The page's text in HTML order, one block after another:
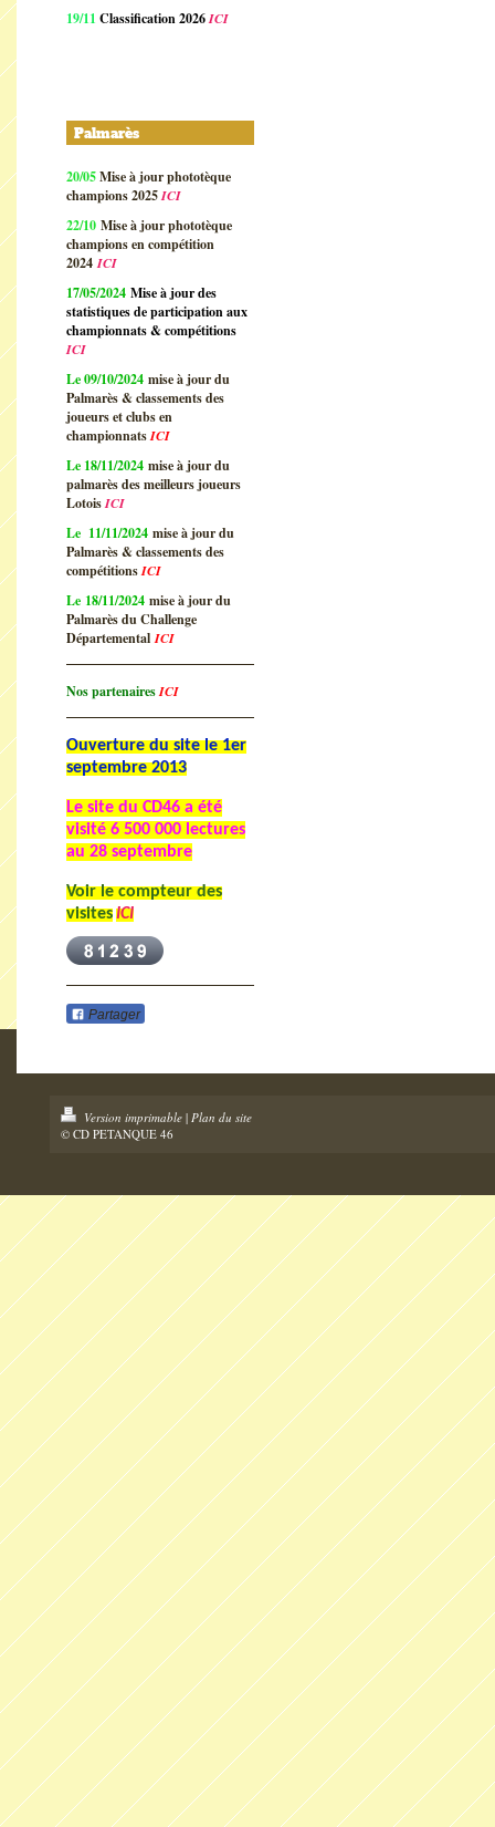
19/11 Classification 2026ICI
Palmarès
20/05Mise à jour phototèque
champions 2025ICI
22/10 Mise à jour phototèque
champions en compétition
2024ICI
17/05/2024 Mise à jour des
statistiques de participation aux
championnats & compétitions
ICI
Le 09/10/2024 mise à jour du
Palmarès & classements des
joueurs et clubs en
championnatsICI
Le 18/11/2024 mise à jour du
palmarès des meilleurs joueurs
LotoisICI
Le 11/11/2024 mise à jour du
Palmarès & classements des
compétitionsICI
Le 18/11/2024 mise à jour du
Palmarès du Challenge
DépartementalICI
Nos partenairesICI
Ouverture du site le 1er
septembre 2013
Le site du CD46 a été
visité 6 500 000 lectures
au 28 septembre
Voir le compteur des
visitesICI
Partager
Version imprimable | Plan du site
© CD PETANQUE 46